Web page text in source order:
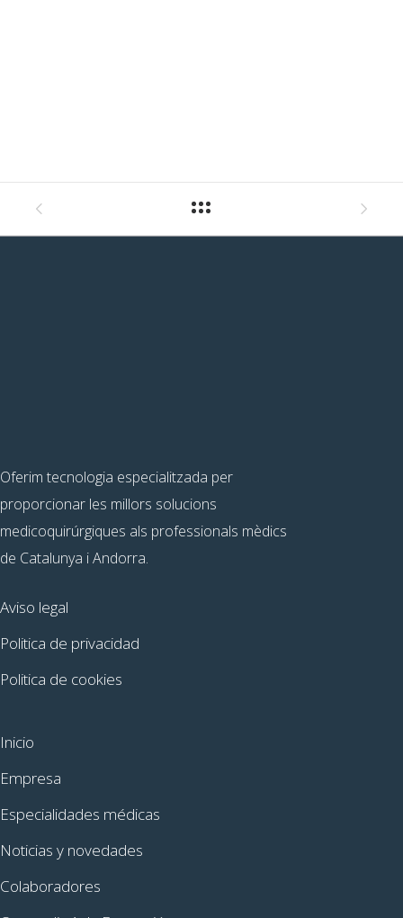
Oferim tecnologia especialitzada per
proporcionar les millors solucions
medicoquirúrgiques als professionals mèdics
de Catalunya i Andorra.
Aviso legal
Politica de privacidad
Politica de cookies
Inicio
Empresa
Especialidades médicas
Noticias y novedades
Colaboradores